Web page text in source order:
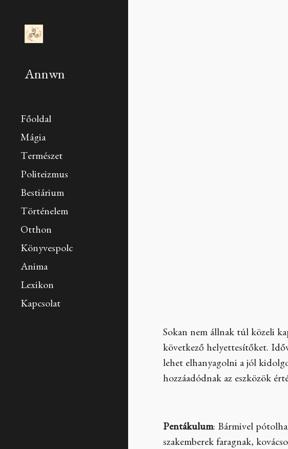
Annwn
Főoldal
Mágia
Természet
Politeizmus
Bestiárium
Történelem
Otthon
Könyvespolc
Anima
Lexikon
Kapcsolat
Sokan nem állnak túl közeli
következő helyettesítőket.
lehet elhanyagolni a jól
hozzáadódnak az eszközök
Pentákulum: Bármivel
szakemberek faragnak,